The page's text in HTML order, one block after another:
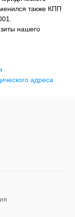
также КПП
нашего
адреса